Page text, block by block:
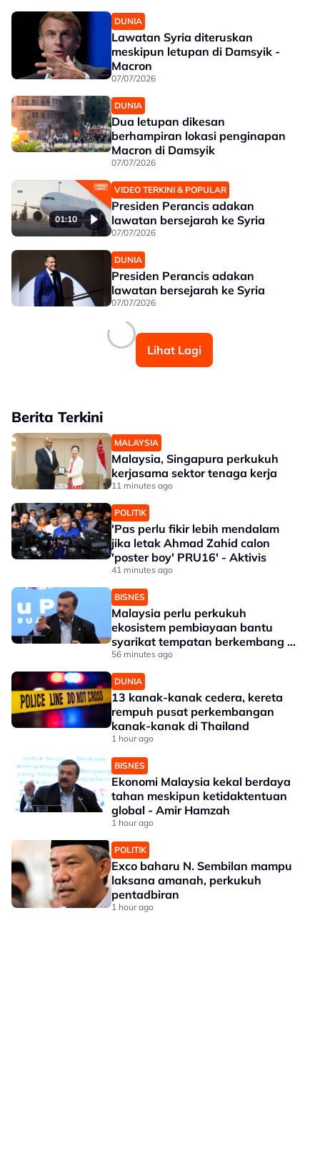
DUNIA
Lawatan Syria diteruskan
meskipun letupan di Damsyik -
Macron
07/07/2026
DUNIA
Dua letupan dikesan
berhampiran lokasi penginapan
Macron di Damsyik
07/07/2026
01:10
VIDEO TERKINI & POPULAR
Presiden Perancis adakan
lawatan bersejarah ke Syria
07/07/2026
DUNIA
Presiden Perancis adakan
lawatan bersejarah ke Syria
07/07/2026
Lihat Lagi
Berita Terkini
MALAYSIA
Malaysia, Singapura perkukuh
kerjasama sektor tenaga kerja
11 minutes ago
POLITIK
'Pas perlu fikir lebih mendalam
jika letak Ahmad Zahid calon
'poster boy' PRU16' - Aktivis
41 minutes ago
BISNES
Malaysia perlu perkukuh
ekosistem pembiayaan bantu
syarikat tempatan berkembang --
Amir Hamzah
56 minutes ago
DUNIA
13 kanak-kanak cedera, kereta
rempuh pusat perkembangan
kanak-kanak di Thailand
1 hour ago
BISNES
Ekonomi Malaysia kekal berdaya
tahan meskipun ketidaktentuan
global - Amir Hamzah
1 hour ago
POLITIK
Exco baharu N. Sembilan mampu
laksana amanah, perkukuh
pentadbiran
1 hour ago